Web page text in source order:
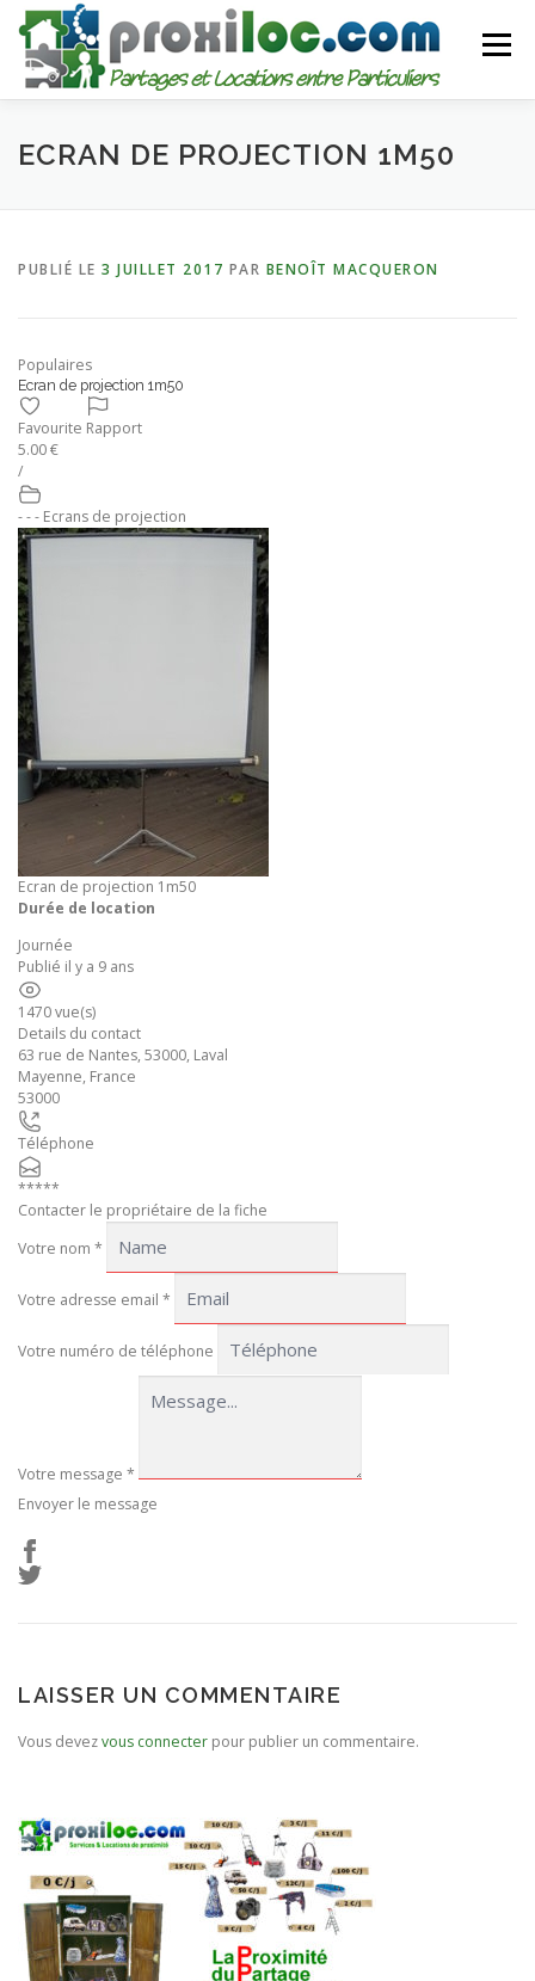
Aller
contenu
Menu
CATEGORIES AJOUTER UNE ANNONCE
ECRAN DE PROJECTION 1M50
PUBLIÉ LE 3 JUILLET 2017 PAR BENOÎT MACQUERON
Populaires
Ecran de projection 1m50
Favourite Rapport
5.00 €
/
- - - Ecrans de projection
Ecran de projection 1m50
Durée de location
Journée
Publié il y a 9 ans
1470 vue(s)
Details du contact
63 rue de Nantes, 53000, Laval
Mayenne, France
53000
Téléphone
*****
Contacter le propriétaire de la fiche
Votre nom *
Votre adresse email *
Votre numéro de téléphone
Votre message *
Envoyer le message
LAISSER UN COMMENTAIRE
Vous devezvous connecter pour publier un commentaire.